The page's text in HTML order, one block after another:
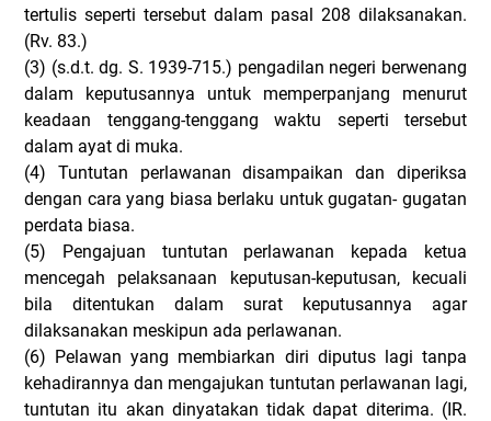
tertulis seperti tersebut dalam pasal 208 dilaksanakan.
(Rv. 83.)
(3) (s.d.t. dg. S. 1939-715.) pengadilan negeri berwenang
dalam keputusannya untuk memperpanjang menurut
keadaan tenggang-tenggang waktu seperti tersebut
dalam ayat di muka.
(4)
Tuntutan perlawanan disampaikan dan diperiksa
dengan cara yang biasa berlaku untuk gugatan- gugatan
perdata biasa.
(5)
Pengajuan tuntutan perlawanan kepada ketua
mencegah pelaksanaan keputusan-keputusan, kecuali
bila ditentukan dalam surat keputusannya agar
dilaksanakan meskipun ada perlawanan.
(6) Pelawan yang membiarkan diri diputus lagi tanpa
kehadirannya dan mengajukan tuntutan perlawanan lagi,
tuntutan itu akan dinyatakan tidak dapat diterima. (IR.